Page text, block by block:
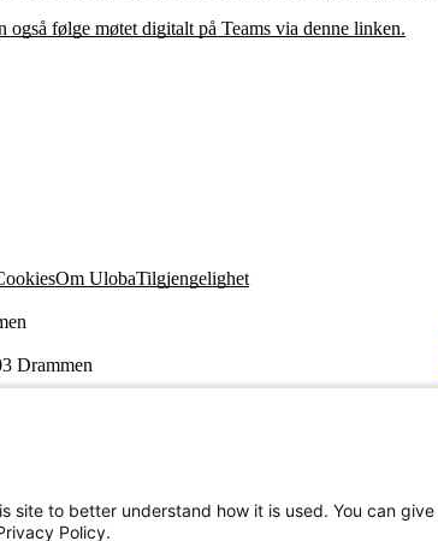
også følge møtet digitalt på Teams via denne linken.
Om UlobaTilgjengelighet
Drammen
site to better understand how it is used. You can
Policy.